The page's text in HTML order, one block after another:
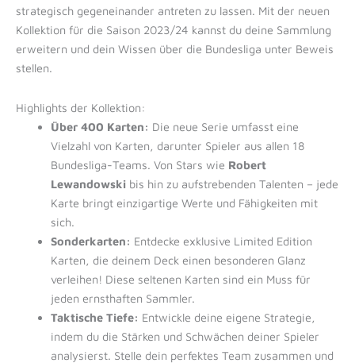
strategisch gegeneinander antreten zu lassen. Mit der neuen
Kollektion für die Saison 2023/24 kannst du deine Sammlung
erweitern und dein Wissen über die Bundesliga unter Beweis
stellen.
Highlights der Kollektion:
Über 400 Karten: Die neue Serie umfasst eine
Vielzahl von Karten, darunter Spieler aus allen 18
Bundesliga-Teams. Von Stars wie Robert
Lewandowskibis hin zu aufstrebenden Talenten – jede
Karte bringt einzigartige Werte und Fähigkeiten mit
sich.
Sonderkarten: Entdecke exklusive Limited Edition
Karten, die deinem Deck einen besonderen Glanz
verleihen! Diese seltenen Karten sind ein Muss für
jeden ernsthaften Sammler.
Taktische Tiefe: Entwickle deine eigene Strategie,
indem du die Stärken und Schwächen deiner Spieler
analysierst. Stelle dein perfektes Team zusammen und